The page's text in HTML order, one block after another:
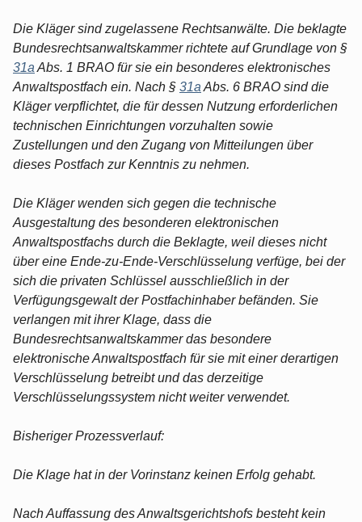
Die Kläger sind zugelassene Rechtsanwälte. Die beklagte
Bundesrechtsanwaltskammer richtete auf Grundlage von §
31a Abs. 1 BRAO für sie ein besonderes elektronisches
Anwaltspostfach ein. Nach § 31a Abs. 6 BRAO sind die
Kläger verpflichtet, die für dessen Nutzung erforderlichen
technischen Einrichtungen vorzuhalten sowie
Zustellungen und den Zugang von Mitteilungen über
dieses Postfach zur Kenntnis zu nehmen.
Die Kläger wenden sich gegen die technische
Ausgestaltung des besonderen elektronischen
Anwaltspostfachs durch die Beklagte, weil dieses nicht
über eine Ende-zu-Ende-Verschlüsselung verfüge, bei der
sich die privaten Schlüssel ausschließlich in der
Verfügungsgewalt der Postfachinhaber befänden. Sie
verlangen mit ihrer Klage, dass die
Bundesrechtsanwaltskammer das besondere
elektronische Anwaltspostfach für sie mit einer derartigen
Verschlüsselung betreibt und das derzeitige
Verschlüsselungssystem nicht weiter verwendet.
Bisheriger Prozessverlauf:
Die Klage hat in der Vorinstanz keinen Erfolg gehabt.
Nach Auffassung des Anwaltsgerichtshofs besteht kein